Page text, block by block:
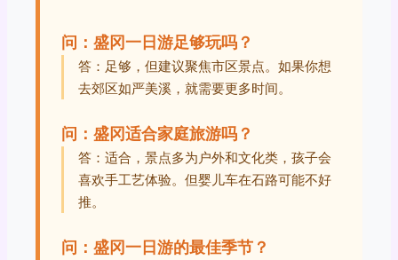
问：盛冈一日游足够玩吗？
答：足够，但建议聚焦市区景点。如果你想
去郊区如严美溪，就需要更多时间。
问：盛冈适合家庭旅游吗？
答：适合，景点多为户外和文化类，孩子会
喜欢手工艺体验。但婴儿车在石路可能不好
推。
问：盛冈一日游的最佳季节？